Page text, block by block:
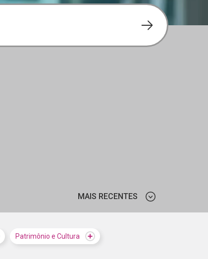
MAIS RECENTES
Patrimônio e Cultura